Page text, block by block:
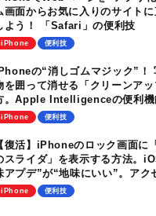
画面からお気に入りのサイトに
よう！ 「Safari」の便利技
iPhone 便利技
の“消しゴムマジック”！
を囲って消せる「クリーンア
。Apple Intelligenceの便利機
そう
iPhone 便利技
【復活】iPhoneのロック画面に
スライダ」を表示する方法。
アプデ”が“地味にいい”。アク
「音量コントロールを常に表示
iPhone 便利技